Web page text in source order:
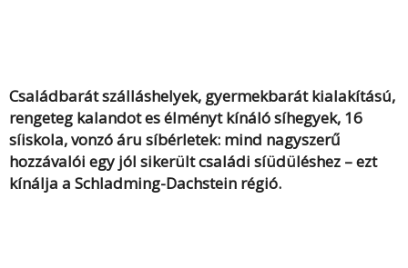
Családbarát szálláshelyek, gyermekbarát kialakítású,
rengeteg kalandot es élményt kínáló síhegyek, 16
síiskola, vonzó áru síbérletek: mind nagyszerű
hozzávalói egy jól sikerült családi síüdüléshez – ezt
kínálja a Schladming-Dachstein régió.